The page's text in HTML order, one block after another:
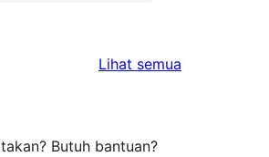
Lihat semua
Butuh bantuan?